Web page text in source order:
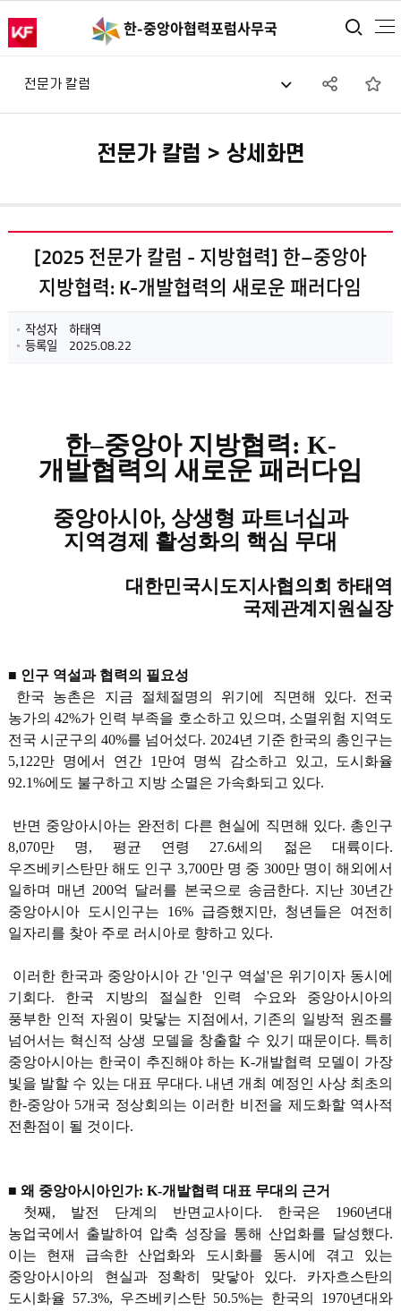
한-중앙아협력포럼사무국 통
전문가 칼럼 SNS
전문가 칼럼 > 상세화면
[2025 전문가 칼럼 - 지방협력] 한–중앙아
지방협력: K-개발협력의 새로운 패러다임
작성자
하태역
등록일
2025.08.22
한–중앙아 지방협력: K-
개발협력의 새로운 패러다임
중앙아시아, 상생형 파트너십과
지역경제 활성화의 핵심 무대
대한민국시도지사협의회 하태역
국제관계지원실장
■ 인구 역설과 협력의 필요성
한국 농촌은 지금 절체절명의 위기에 직면해 있다. 전국
농가의 42%가 인력 부족을 호소하고 있으며, 소멸위험 지역도
전국 시군구의 40%를 넘어섰다. 2024년 기준 한국의 총인구는
5,122만 명에서 연간 1만여 명씩 감소하고 있고, 도시화율
92.1%에도 불구하고 지방 소멸은 가속화되고 있다.
반면 중앙아시아는 완전히 다른 현실에 직면해 있다. 총인구
8,070만 명, 평균 연령 27.6세의 젊은 대륙이다.
우즈베키스탄만 해도 인구 3,700만 명 중 300만 명이 해외에서
일하며 매년 200억 달러를 본국으로 송금한다. 지난 30년간
중앙아시아 도시인구는 16% 급증했지만, 청년들은 여전히
일자리를 찾아 주로 러시아로 향하고 있다.
이러한 한국과 중앙아시아 간 '인구 역설'은 위기이자 동시에
기회다. 한국 지방의 절실한 인력 수요와 중앙아시아의
풍부한 인적 자원이 맞닿는 지점에서, 기존의 일방적 원조를
넘어서는 혁신적 상생 모델을 창출할 수 있기 때문이다. 특히
중앙아시아는 한국이 추진해야 하는 K-개발협력 모델이 가장
빛을 발할 수 있는 대표 무대다. 내년 개최 예정인 사상 최초의
한-중앙아 5개국 정상회의는 이러한 비전을 제도화할 역사적
전환점이 될 것이다.
■ 왜 중앙아시아인가: K-개발협력 대표 무대의 근거
첫째, 발전 단계의 반면교사이다. 한국은 1960년대
농업국에서 출발하여 압축 성장을 통해 산업화를 달성했다.
이는 현재 급속한 산업화와 도시화를 동시에 겪고 있는
중앙아시아의 현실과 정확히 맞닿아 있다. 카자흐스탄의
도시화율 57.3%, 우즈베키스탄 50.5%는 한국의 1970년대와